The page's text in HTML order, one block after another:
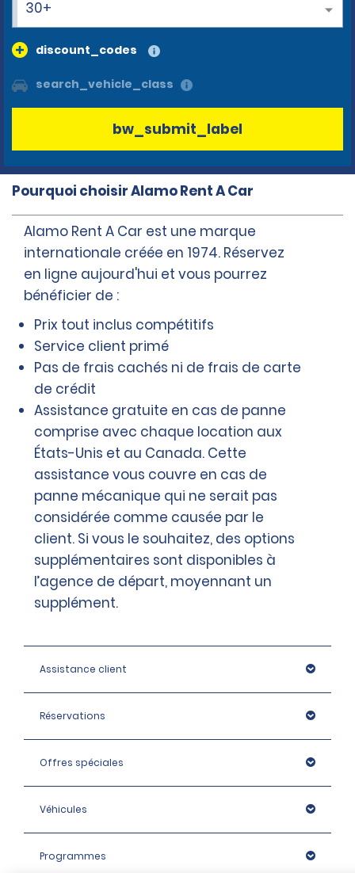
30+
discount_codes
search_vehicle_class
bw_submit_label
Pourquoi choisir Alamo Rent A Car
Alamo Rent A Car est une marque
internationale créée en 1974. Réservez
en ligne aujourd'hui et vous pourrez
bénéficier de :
Prix tout inclus compétitifs
Service client primé
Pas de frais cachés ni de frais de carte
de crédit
Assistance gratuite en cas de panne
comprise avec chaque location aux
États-Unis et au Canada. Cette
assistance vous couvre en cas de
panne mécanique qui ne serait pas
considérée comme causée par le
client. Si vous le souhaitez, des options
supplémentaires sont disponibles à
l’agence de départ, moyennant un
supplément.
Assistance client
Réservations
Offres spéciales
Véhicules
Programmes